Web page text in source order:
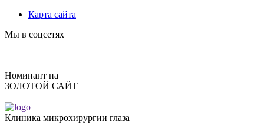
Карта сайта
Мы в соцсетях
Номинант на
ЗОЛОТОЙ САЙТ
Клиника микрохирургии глаза